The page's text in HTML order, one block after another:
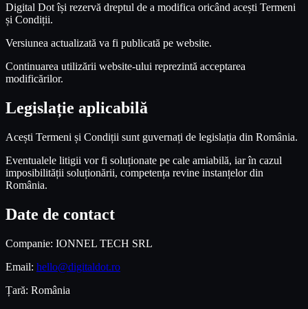
Digital Dot își rezervă dreptul de a modifica oricând acești Termeni
și Condiții.
Versiunea actualizată va fi publicată pe website.
Continuarea utilizării website-ului reprezintă acceptarea
modificărilor.
Legislație aplicabilă
Acești Termeni și Condiții sunt guvernați de legislația din România.
Eventualele litigii vor fi soluționate pe cale amiabilă, iar în cazul
imposibilității soluționării, competența revine instanțelor din
România.
Date de contact
Companie: IONNEL TECH SRL
Email: hello@digitaldot.ro
Țară: România